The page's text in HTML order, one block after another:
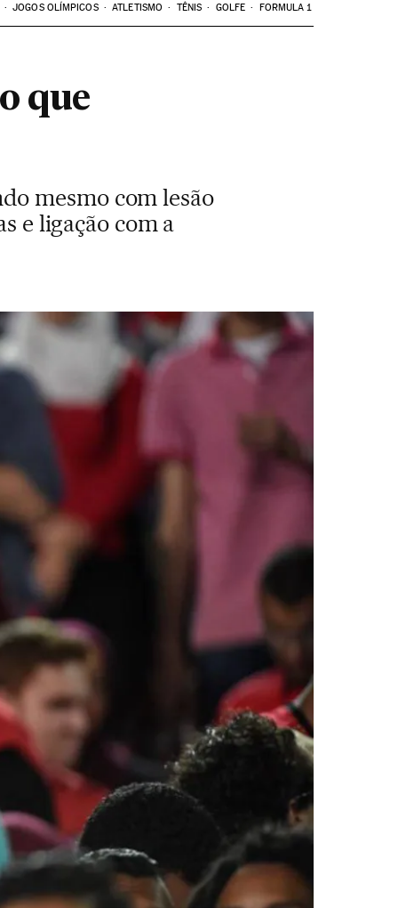
JOGOS OLÍMPICOS ATLETISMO TÊNIS GOLFE FORMULA 1
que
mesmo com lesão
e ligação com a